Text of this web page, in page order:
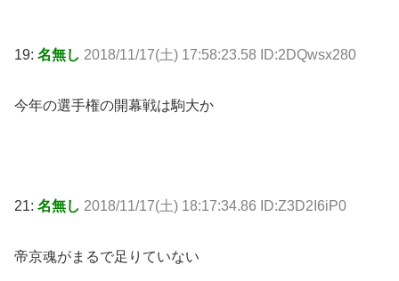
19: 名無し 2018/11/17(土) 17:58:23.58 ID:2DQwsx280
今年の選手権の開幕戦は駒大か
21: 名無し 2018/11/17(土) 18:17:34.86 ID:Z3D2I6iP0
帝京魂がまるで足りていない